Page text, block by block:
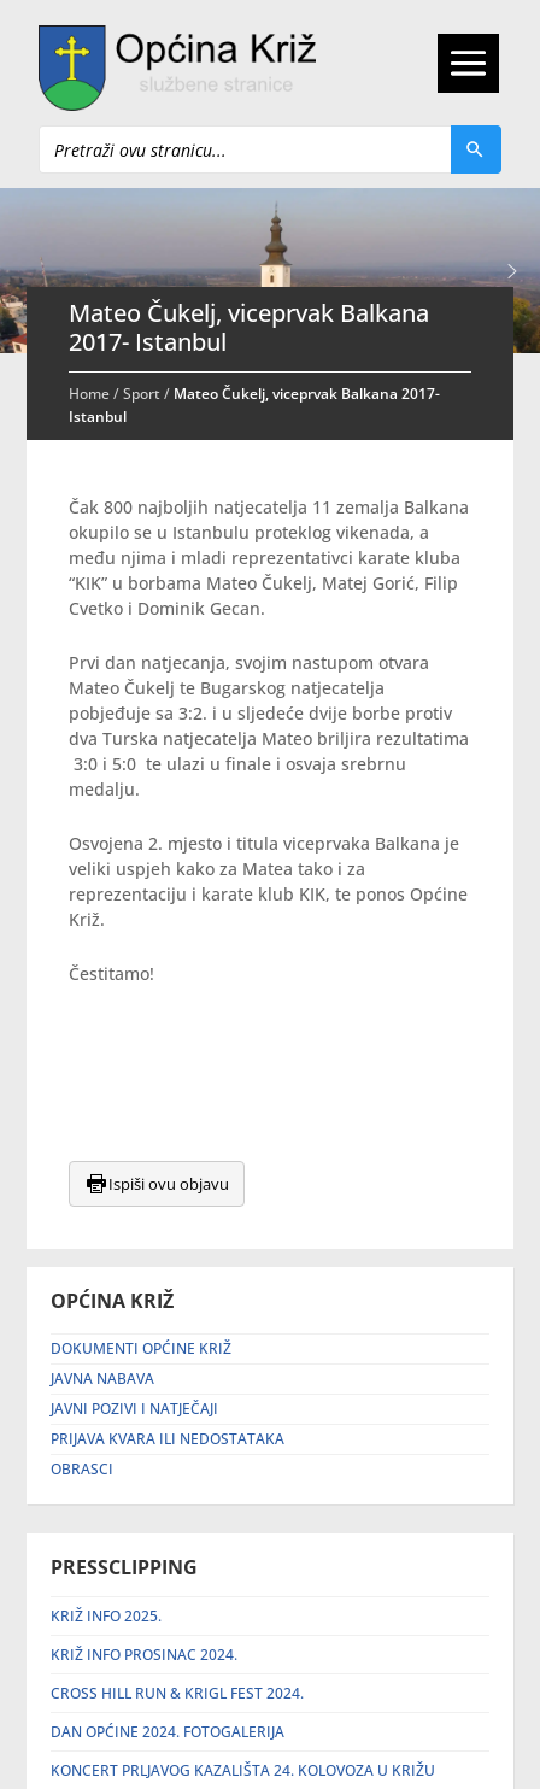
Pretraži
OPĆINA KRIŽ
DOKUMENTI OPĆINE KRIŽ
JAVNA NABAVA
JAVNI POZIVI I NATJEČAJI
PRIJAVA KVARA ILI NEDOSTATAKA
OBRASCI
PRESSCLIPPING
KRIŽ INFO 2025.
KRIŽ INFO PROSINAC 2024.
CROSS HILL RUN & KRIGL FEST 2024.
DAN OPĆINE 2024. FOTOGALERIJA
KONCERT PRLJAVOG KAZALIŠTA 24. KOLOVOZA U KRIŽU
Mateo Čukelj, viceprvak Balkana
2017- Istanbul
Home/Sport/ Mateo Čukelj, viceprvak Balkana 2017-
Istanbul
Čak 800 najboljih natjecatelja 11 zemalja Balkana
okupilo se u Istanbulu proteklog vikenada, a
među njima i mladi reprezentativci karate kluba
“KIK” u borbama Mateo Čukelj, Matej Gorić, Filip
Cvetko i Dominik Gecan.
Prvi dan natjecanja, svojim nastupom otvara
Mateo Čukelj te Bugarskog natjecatelja
pobjeđuje sa 3:2. i u sljedeće dvije borbe protiv
dva Turska natjecatelja Mateo briljira rezultatima
3:0 i 5:0 te ulazi u finale i osvaja srebrnu
medalju.
Osvojena 2. mjesto i titula viceprvaka Balkana je
veliki uspjeh kako za Matea tako i za
reprezentaciju i karate klub KIK, te ponos Općine
Križ.
Čestitamo!
Ispiši ovu objavu